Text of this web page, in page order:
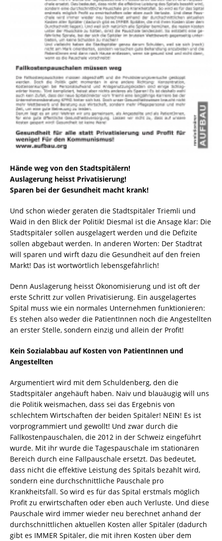
Hände weg von den Stadtspitälern!
Auslagerung heisst Privatisierung!
Sparen bei der Gesundheit macht krank!
Und schon wieder geraten die Stadtspitäler Triemli und
Waid in den Blick der Politik! Diesmal ist die Ansage klar: Die
Stadtspitäler sollen ausgelagert werden und die Defizite
sollen abgebaut werden. In anderen Worten: Der Stadtrat
will sparen und wirft dazu die Gesundheit auf den freien
Markt! Das ist wortwörtlich lebensgefährlich!
Denn Auslagerung heisst Ökonomisierung und ist oft der
erste Schritt zur vollen Privatisierung. Ein ausgelagertes
Spital muss wie ein normales Unternehmen funktionieren:
Es stehen also weder die PatientInnen noch die Angestellten
an erster Stelle, sondern einzig und allein der Profit!
Kein Sozialabbau auf Kosten von PatientInnen und
Angestellten
Argumentiert wird mit dem Schuldenberg, den die
Stadtspitäler angehäuft haben. Naiv und blauäugig will uns
die Politik weismachen, dass sei das Ergebnis von
schlechtem Wirtschaften der beiden Spitäler! NEIN! Es ist
vorprogrammiert und gewollt! Und zwar durch die
Fallkostenpauschalen, die 2012 in der Schweiz eingeführt
wurde. Mit ihr wurde die Tagespauschale im stationären
Bereich durch eine Fallpauschale ersetzt. Das bedeutet,
dass nicht die effektive Leistung des Spitals bezahlt wird,
sondern eine durchschnittliche Pauschale pro
Krankheitsfall. So wird es für das Spital erstmals möglich
Profit zu erwirtschaften oder eben auch Verluste. Und diese
Pauschale wird immer wieder neu berechnet anhand der
durchschnittlichen aktuellen Kosten aller Spitäler (dadurch
gibt es IMMER Spitäler, die mit ihren Kosten über dem